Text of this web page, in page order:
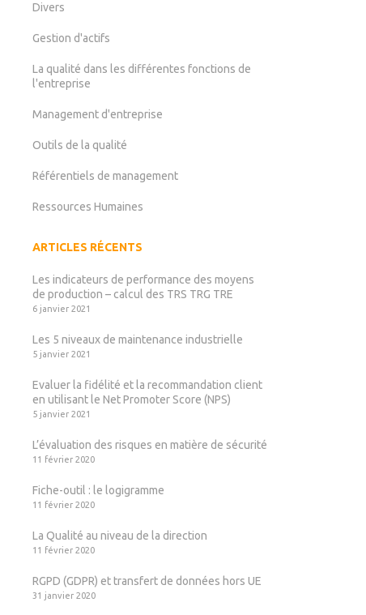
Divers
Gestion d'actifs
La qualité dans les différentes fonctions de
l'entreprise
Management d'entreprise
Outils de la qualité
Référentiels de management
Ressources Humaines
ARTICLES RÉCENTS
Les indicateurs de performance des moyens
de production – calcul des TRS TRG TRE
6 janvier 2021
Les 5 niveaux de maintenance industrielle
5 janvier 2021
Evaluer la fidélité et la recommandation client
en utilisant le Net Promoter Score (NPS)
5 janvier 2021
L’évaluation des risques en matière de sécurité
11 février 2020
Fiche-outil : le logigramme
11 février 2020
La Qualité au niveau de la direction
11 février 2020
RGPD (GDPR) et transfert de données hors UE
31 janvier 2020